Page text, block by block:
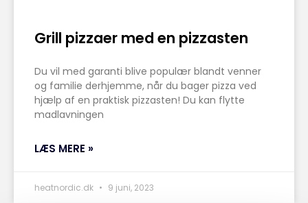
Grill pizzaer med en pizzasten
Du vil med garanti blive populær blandt venner
og familie derhjemme, når du bager pizza ved
hjælp af en praktisk pizzasten! Du kan flytte
madlavningen
LÆS MERE »
heatnordic.dk 9 juni, 2023